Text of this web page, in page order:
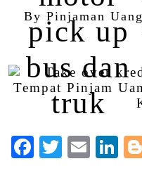
By Pinjaman Uang
Facebook
Twitter
Email